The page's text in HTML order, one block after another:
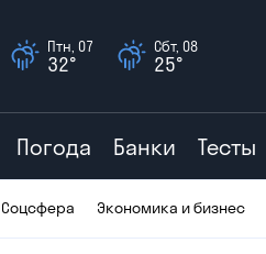
Птн, 07
32°
Сбт, 08
25°
Погода Банки Тесты
Соцсфера Экономика и бизнес